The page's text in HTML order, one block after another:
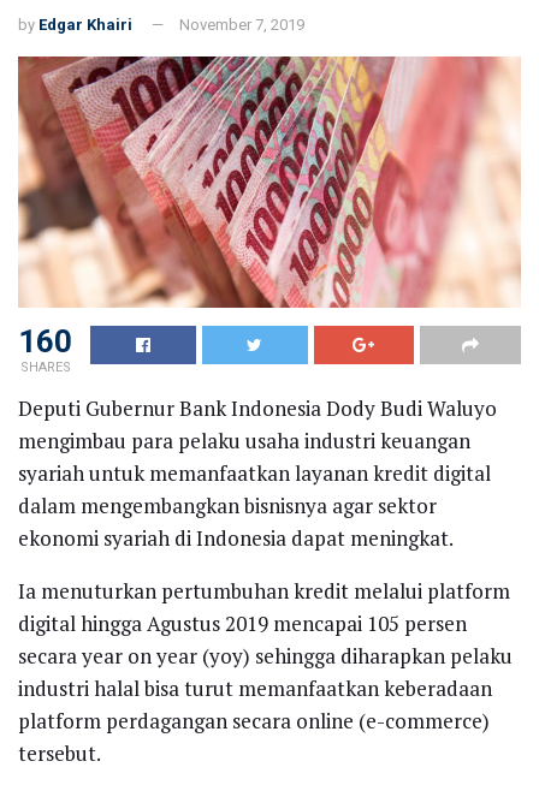
by Edgar Khairi November 7, 2019
160
SHARES
Deputi Gubernur Bank Indonesia Dody Budi Waluyo
mengimbau para pelaku usaha industri keuangan
syariah untuk memanfaatkan layanan kredit digital
dalam mengembangkan bisnisnya agar sektor
ekonomi syariah di Indonesia dapat meningkat.
Ia menuturkan pertumbuhan kredit melalui platform
digital hingga Agustus 2019 mencapai 105 persen
secara year on year (yoy) sehingga diharapkan pelaku
industri halal bisa turut memanfaatkan keberadaan
platform perdagangan secara online (e-commerce)
tersebut.